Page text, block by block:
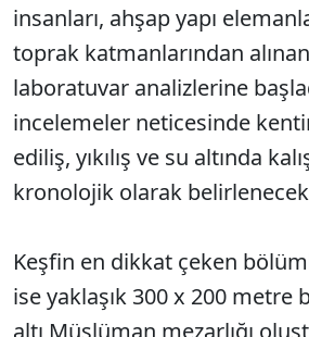
insanları, ahşap yapı
toprak katmanlarından
laboratuvar analizlerine
incelemeler neticesinde
ediliş, yıkılış ve su altında
kronolojik olarak
Keşfin en dikkat çeken
ise yaklaşık 300 x 200 metre
altı Müslüman mezarlığı